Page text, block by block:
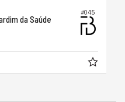
#045
da Saúde